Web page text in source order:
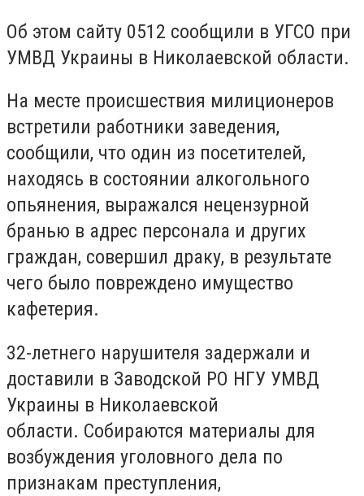
Об этом сайту 0512 сообщили в УГСО при
УМВД Украины в Николаевской области.
На месте происшествия милиционеров
встретили работники заведения,
сообщили, что один из посетителей,
находясь в состоянии алкогольного
опьянения, выражался нецензурной
бранью в адрес персонала и других
граждан, совершил драку, в результате
чего было повреждено имущество
кафетерия.
32-летнего нарушителя задержали и
доставили в Заводской РО НГУ УМВД
Украины в Николаевской
области. Собираются материалы для
возбуждения уголовного дела по
признакам преступления,